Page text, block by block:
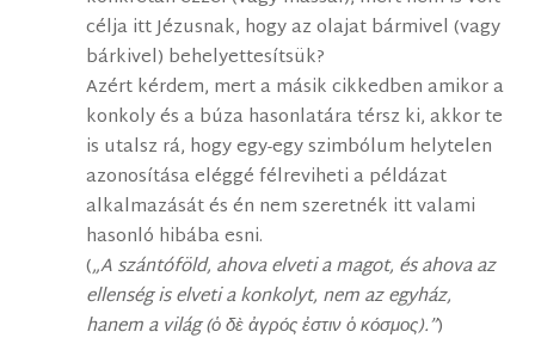
célja itt Jézusnak, hogy az olajat bármivel (vagy
bárkivel) behelyettesítsük?
Azért kérdem, mert a másik cikkedben amikor a
konkoly és a búza hasonlatára térsz ki, akkor te
is utalsz rá, hogy egy-egy szimbólum helytelen
azonosítása eléggé félreviheti a példázat
alkalmazását és én nem szeretnék itt valami
hasonló hibába esni.
(„A szántóföld, ahova elveti a magot, és ahova az
ellenség is elveti a konkolyt, nem az egyház,
hanem a világ (ὁ δὲ ἀγρός ἐστιν ὁ κόσμος).”)